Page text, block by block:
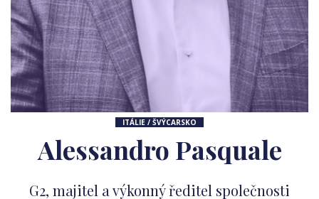
ITÁLIE / ŠVÝCARSKO
Alessandro Pasquale
G2, majitel a výkonný ředitel společnosti